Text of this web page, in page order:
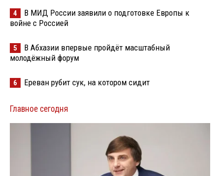
4
В МИД России заявили о подготовке Европы к
войне с Россией
5
В Абхазии впервые пройдёт масштабный
молодёжный форум
6 Ереван рубит сук, на котором сидит
Главное сегодня